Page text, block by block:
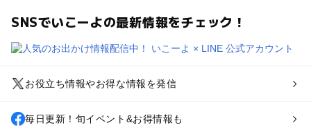
SNSでいこーよの最新情報をチェック！
お役立ち情報やお得な情報を発信
毎日更新！旬イベント&お得情報も